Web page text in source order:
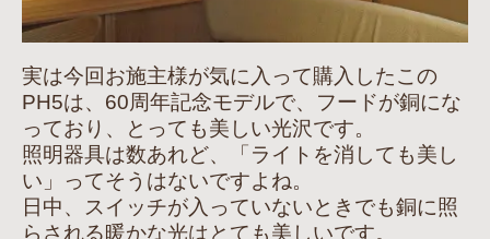
実は今回お施主様が気に入って購入したこの
PH5は、60周年記念モデルで、フードが銅にな
っており、とっても美しい光沢です。
照明器具は数あれど、「ライトを消しても美し
い」ってそうはないですよね。
日中、スイッチが入っていないときでも銅に照
らされる暖かな光はとても美しいです。